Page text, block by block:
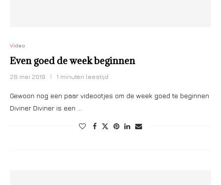
Video
Even goed de week beginnen
26 mei 2019 1 minuten leestijd
Gewoon nog een paar videootjes om de week goed te beginnen
Diviner Diviner is een …